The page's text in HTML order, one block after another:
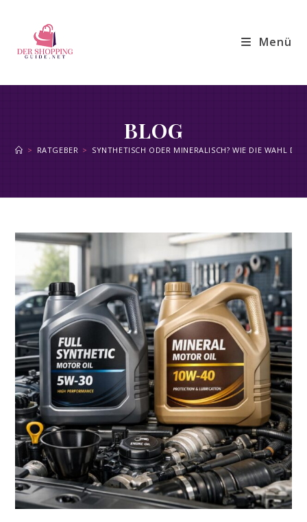
springen
Menü
BLOG
> RATGEBER > SYNTHETISCH ODER MINERALISCH? WIE DIE WAHL